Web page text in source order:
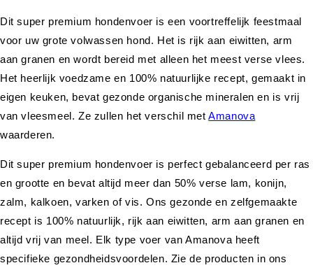
Dit super premium hondenvoer is een voortreffelijk feestmaal
voor uw grote volwassen hond. Het is rijk aan eiwitten, arm
aan granen en wordt bereid met alleen het meest verse vlees.
Het heerlijk voedzame en 100% natuurlijke recept, gemaakt in
eigen keuken, bevat gezonde organische mineralen en is vrij
van vleesmeel. Ze zullen het verschil metAmanova
waarderen.
Dit super premium hondenvoer is perfect gebalanceerd per ras
en grootte en bevat altijd meer dan 50% verse lam, konijn,
zalm, kalkoen, varken of vis. Ons gezonde en zelfgemaakte
recept is 100% natuurlijk, rijk aan eiwitten, arm aan granen en
altijd vrij van meel. Elk type voer van Amanova heeft
specifieke gezondheidsvoordelen. Zie de producten in ons